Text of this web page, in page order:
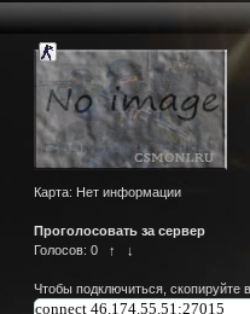
Карта: Нет информации
Проголосовать за сервер
Голосов: 0 ↑ ↓
Чтобы подключиться, скопируйте